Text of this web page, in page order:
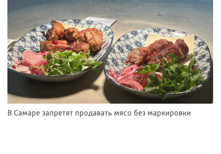
В Самаре запретят продавать мясо без маркировки